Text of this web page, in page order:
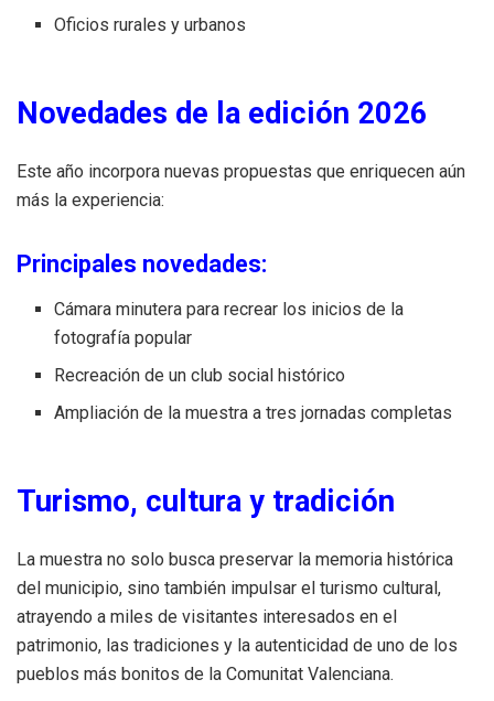
Oficios rurales y urbanos
Novedades de la edición 2026
Este año incorpora nuevas propuestas que enriquecen aún
más la experiencia:
Principales novedades:
Cámara minutera para recrear los inicios de la
fotografía popular
Recreación de un club social histórico
Ampliación de la muestra a tres jornadas completas
Turismo, cultura y tradición
La muestra no solo busca preservar la memoria histórica
del municipio, sino también impulsar el turismo cultural,
atrayendo a miles de visitantes interesados en el
patrimonio, las tradiciones y la autenticidad de uno de los
pueblos más bonitos de la Comunitat Valenciana.